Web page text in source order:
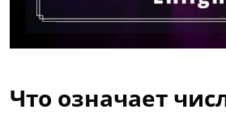
Что означает